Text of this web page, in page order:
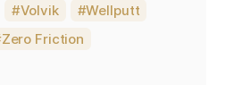
Volvik
Wellputt
Zero Friction